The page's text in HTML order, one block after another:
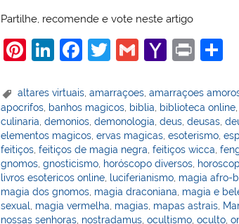
Partilhe, recomende e vote neste artigo
Pi
er
e
st
Li
k
e
dI
n
F
c
e
b
o
o
k
T
itt
er
G
ai
l
Y
h
o
o
M
ai
l
Pr
t
e
altares virtuais ,amarraçoes ,amarraçoes
apocrifos, banhos magicos, biblia, biblioteca online,
culinaria,demonios,demonologia,deus,deusas,
elementos magicos,ervas magicas,esoterismo,
feitiços,feitiços de magia negra,feitiços wicca,
gnomos,gnosticismo, horóscopo diversos,
livros esotericos online, luciferianismo, magia afro-
magia dos gnomos, magia draconiana, magia e
sexual, magia vermelha, magias, mapas astrais,
nossas senhoras, nostradamus,ocultismo,oculto,